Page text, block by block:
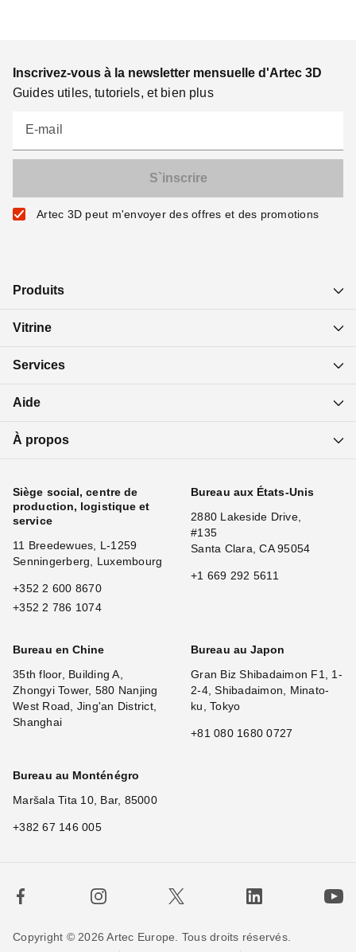
Inscrivez-vous à la newsletter mensuelle d'Artec 3D
Guides utiles, tutoriels, et bien plus
E-mail
Artec 3D peut m'envoyer des offres et des promotions
Produits
Vitrine
Services
Aide
À propos
Siège social, centre de
production, logistique et
service
11 Breedewues, L-1259
Senningerberg, Luxembourg
+352 2 600 8670
+352 2 786 1074
Bureau aux États-Unis
2880 Lakeside Drive,
#135
Santa Clara, CA 95054
+1 669 292 5611
Bureau en Chine
35th floor, Building A,
Zhongyi Tower, 580 Nanjing
West Road, Jing'an District,
Shanghai
Bureau au Japon
Gran Biz Shibadaimon F1, 1-
2-4, Shibadaimon, Minato-
ku, Tokyo
+81 080 1680 0727
Bureau au Monténégro
Maršala Tita 10, Bar, 85000
+382 67 146 005
Copyright © 2026 Artec Europe. Tous droits réservés.